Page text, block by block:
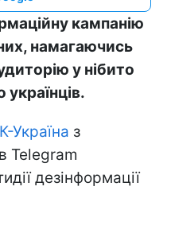
кампанію
намагаючись
у нібито
Україна з
в Telegram
дезінформації